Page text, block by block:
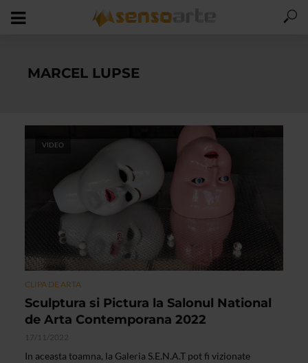
MARCEL LUPSE
VIDEO
CLIPA DE ARTA
Sculptura si Pictura la Salonul National
de Arta Contemporana 2022
17/11/2022
In aceasta toamna, la Galeria S.E.N.A.T pot fi vizionate